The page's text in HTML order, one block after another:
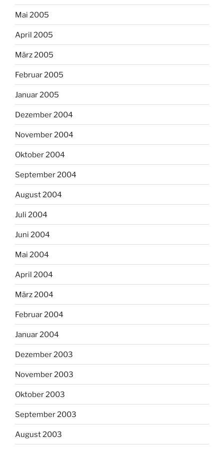
Mai 2005
April 2005
März 2005
Februar 2005
Januar 2005
Dezember 2004
November 2004
Oktober 2004
September 2004
August 2004
Juli 2004
Juni 2004
Mai 2004
April 2004
März 2004
Februar 2004
Januar 2004
Dezember 2003
November 2003
Oktober 2003
September 2003
August 2003